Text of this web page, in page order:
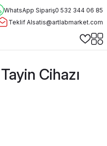
WhatsApp Sipariş0 532 344 06 85
Teklif Alsatis@artlabmarket.com
Cihazı